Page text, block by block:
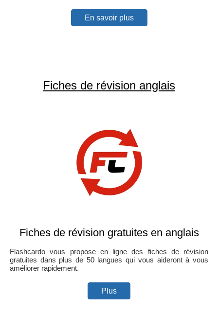
En savoir plus
Fiches de révision anglais
Fiches de révision gratuites en anglais
Flashcardo vous propose en ligne des fiches de révision
gratuites dans plus de 50 langues qui vous aideront à vous
améliorer rapidement.
Plus